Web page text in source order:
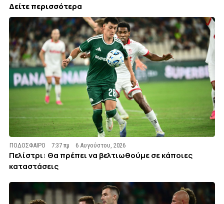
Δείτε περισσότερα
ΠΟΔΟΣΦΑΙΡΟ 7:37 πμ 6 Αυγούστου, 2026
Πελίστρι: Θα πρέπει να βελτιωθούμε σε κάποιες
καταστάσεις